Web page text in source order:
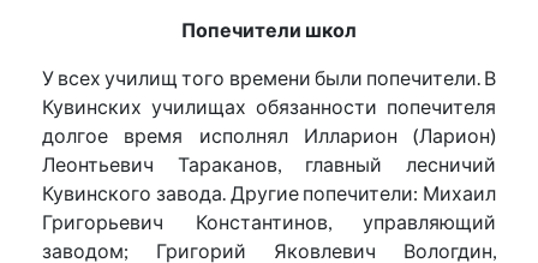
Попечители школ
У всех училищ того времени были попечители. В
Кувинских училищах обязанности попечителя
долгое время исполнял Илларион (Ларион)
Леонтьевич Тараканов, главный лесничий
Кувинского завода. Другие попечители: Михаил
Григорьевич Константинов, управляющий
заводом; Григорий Яковлевич Вологдин,